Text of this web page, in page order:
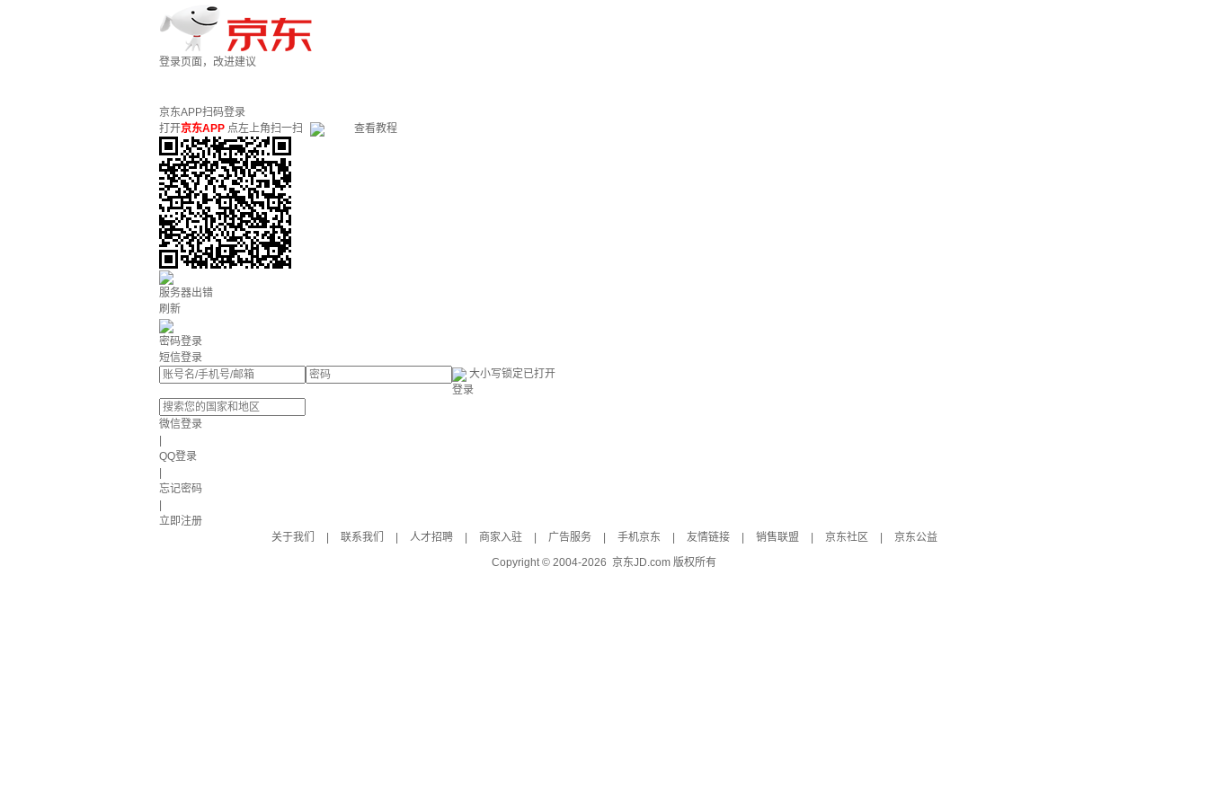
登录页面，改进建议
京东APP扫码登录
打开京东APP 点左上角扫一扫 查看教程
服务器出错
刷新
密码登录
短信登录
大小写锁定已打开
登录
微信登录
QQ登录
忘记密码
立即注册
关于我们
联系我们 人才招聘 商家入驻 广告服务 手机京东 友情链接 销售联盟 京东社区
京东公益
Copyright © 2004-2026 京东JD.com 版权所有